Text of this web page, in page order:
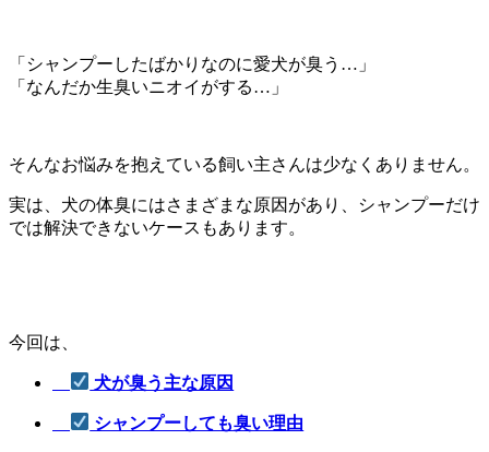
「シャンプーしたばかりなのに愛犬が臭う…」
「なんだか生臭いニオイがする…」
そんなお悩みを抱えている飼い主さんは少なくありません。
実は、犬の体臭にはさまざまな原因があり、シャンプーだけ
では解決できないケースもあります。
今回は、
犬が臭う主な原因
シャンプーしても臭い理由